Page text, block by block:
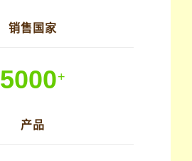
销售国家
5000+
产品